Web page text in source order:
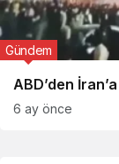
ABD’den
Gündem
6 ay önce